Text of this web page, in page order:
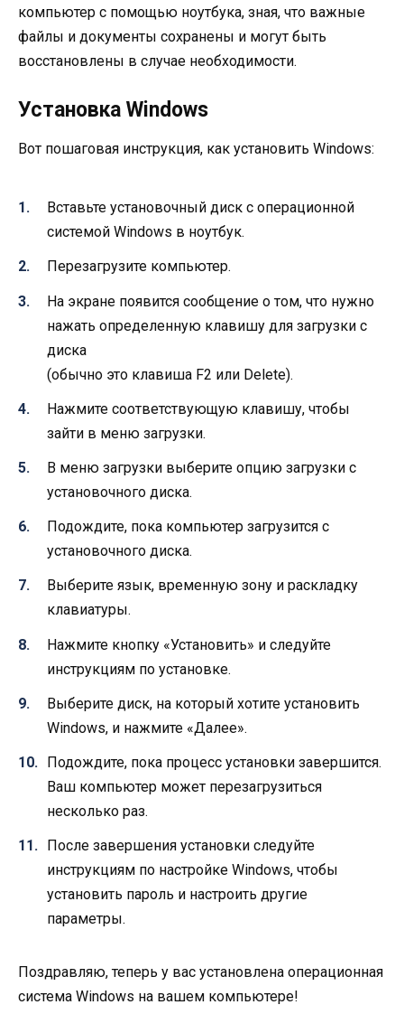
компьютер с помощью ноутбука, зная, что важные
файлы и документы сохранены и могут быть
восстановлены в случае необходимости.
Установка Windows
Вот пошаговая инструкция, как установить Windows:
Вставьте установочный диск с операционной
системой Windows в ноутбук.
Перезагрузите компьютер.
На экране появится сообщение о том, что нужно
нажать определенную клавишу для загрузки с
диска
(обычно это клавиша F2 или Delete).
Нажмите соответствующую клавишу, чтобы
зайти в меню загрузки.
В меню загрузки выберите опцию загрузки с
установочного диска.
Подождите, пока компьютер загрузится с
установочного диска.
Выберите язык, временную зону и раскладку
клавиатуры.
Нажмите кнопку «Установить» и следуйте
инструкциям по установке.
Выберите диск, на который хотите установить
Windows, и нажмите «Далее».
Подождите, пока процесс установки завершится.
Ваш компьютер может перезагрузиться
несколько раз.
После завершения установки следуйте
инструкциям по настройке Windows, чтобы
установить пароль и настроить другие
параметры.
Поздравляю, теперь у вас установлена операционная
система Windows на вашем компьютере!